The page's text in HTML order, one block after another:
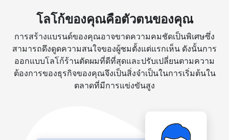
โลโก้ของคุณคือตัวตนของคุณ
การสร้างแบรนด์ของคุณอาจขาดความคมชัดเป็นพิเศษซึ่ง
สามารถดึงดูดความสนใจของผู้ชมตั้งแต่แรกเห็น ดังนั้นการ
ออกแบบโลโก้ร้านตัดผมที่ดีที่สุดและปรับเปลี่ยนตามความ
ต้องการของธุรกิจของคุณจึงเป็นสิ่งจำเป็นในการเริ่มต้นใน
ตลาดที่มีการแข่งขันสูง